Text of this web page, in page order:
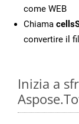
come WEB
Chiama
convertire il
Inizia a